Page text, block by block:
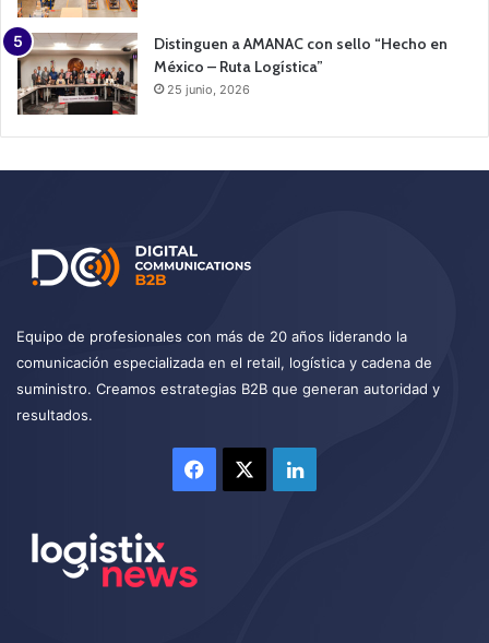
Distinguen a AMANAC con sello “Hecho en
México – Ruta Logística”
25 junio, 2026
Equipo de profesionales con más de 20 años liderando la
comunicación especializada en el retail, logística y cadena de
suministro. Creamos estrategias B2B que generan autoridad y
resultados.
Facebook LinkedIn